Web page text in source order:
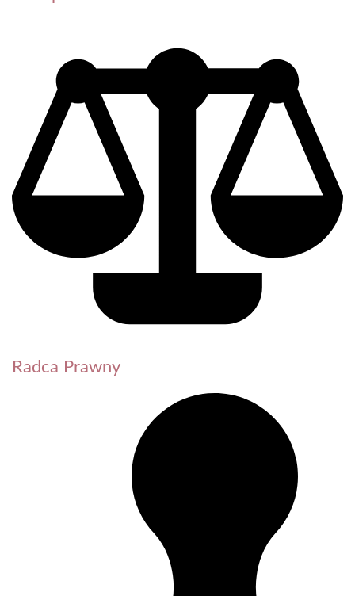
Radca Prawny